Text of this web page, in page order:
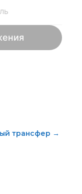
трансфер →